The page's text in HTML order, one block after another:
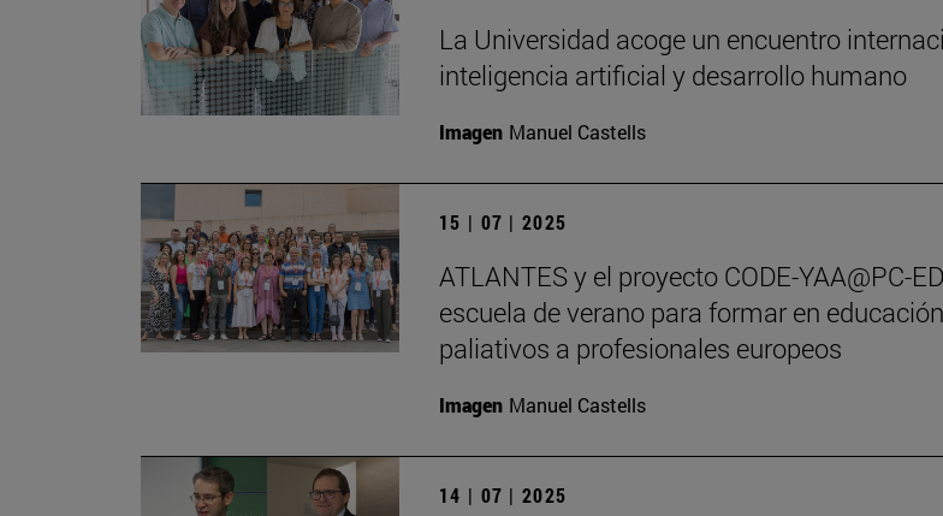
La Universidad acoge un encuentro
inteligencia artificial y desarrollo humano
Imagen Manuel Castells
15 | 07 | 2025
ATLANTES y el proyecto CODE-YAA@PC-
escuela de verano para formar en
paliativos a profesionales europeos
Imagen Manuel Castells
14 | 07 | 2025